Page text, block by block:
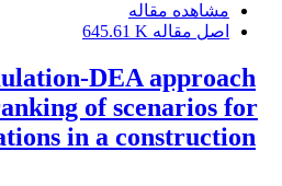
مشاهده مقاله
اصل مقاله 645.61 K
DEA approach
of scenarios for
in a construction